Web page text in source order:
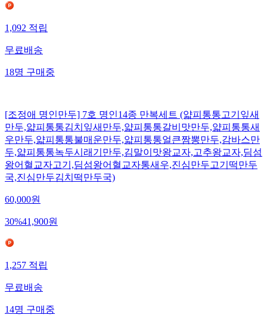
1,092적립
무료배송
18명구매중
[조정애 명인만두] 7호 명인14종 만복세트 (얇피통통고기잎새
만두,얇피통통김치잎새만두,얇피통통갈비맛만두,얇피통통새
우만두,얇피통통불매운만두,얇피통통얼큰짬뽕만두,감바스만
두,얇피통통녹두시래기만두,김말이맛왕교자,고추왕교자,딤섬
왕어혈교자고기,딤섬왕어혈교자통새우,진심만두고기떡만두
국,진심만두김치떡만두국)
60,000원
30%41,900원
1,257적립
무료배송
14명구매중